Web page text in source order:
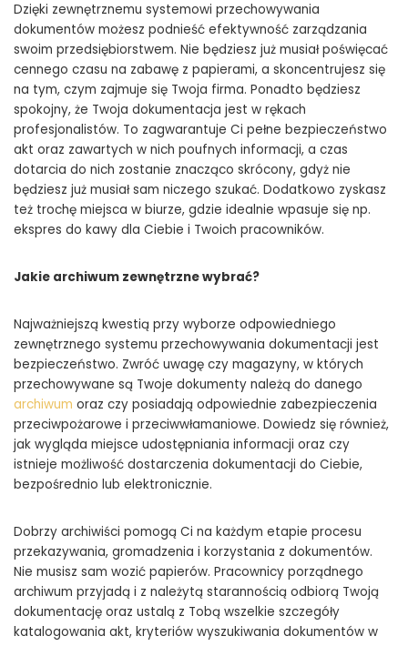
Dzięki zewnętrznemu systemowi przechowywania
dokumentów możesz podnieść efektywność zarządzania
swoim przedsiębiorstwem. Nie będziesz już musiał poświęcać
cennego czasu na zabawę z papierami, a skoncentrujesz się
na tym, czym zajmuje się Twoja firma. Ponadto będziesz
spokojny, że Twoja dokumentacja jest w rękach
profesjonalistów. To zagwarantuje Ci pełne bezpieczeństwo
akt oraz zawartych w nich poufnych informacji, a czas
dotarcia do nich zostanie znacząco skrócony, gdyż nie
będziesz już musiał sam niczego szukać. Dodatkowo zyskasz
też trochę miejsca w biurze, gdzie idealnie wpasuje się np.
ekspres do kawy dla Ciebie i Twoich pracowników.
Jakie archiwum zewnętrzne wybrać?
Najważniejszą kwestią przy wyborze odpowiedniego
zewnętrznego systemu przechowywania dokumentacji jest
bezpieczeństwo. Zwróć uwagę czy magazyny, w których
przechowywane są Twoje dokumenty należą do danego
archiwum oraz czy posiadają odpowiednie zabezpieczenia
przeciwpożarowe i przeciwwłamaniowe. Dowiedz się również,
jak wygląda miejsce udostępniania informacji oraz czy
istnieje możliwość dostarczenia dokumentacji do Ciebie,
bezpośrednio lub elektronicznie.
Dobrzy archiwiści pomogą Ci na każdym etapie procesu
przekazywania, gromadzenia i korzystania z dokumentów.
Nie musisz sam wozić papierów. Pracownicy porządnego
archiwum przyjadą i z należytą starannością odbiorą Twoją
dokumentację oraz ustalą z Tobą wszelkie szczegóły
katalogowania akt, kryteriów wyszukiwania dokumentów w